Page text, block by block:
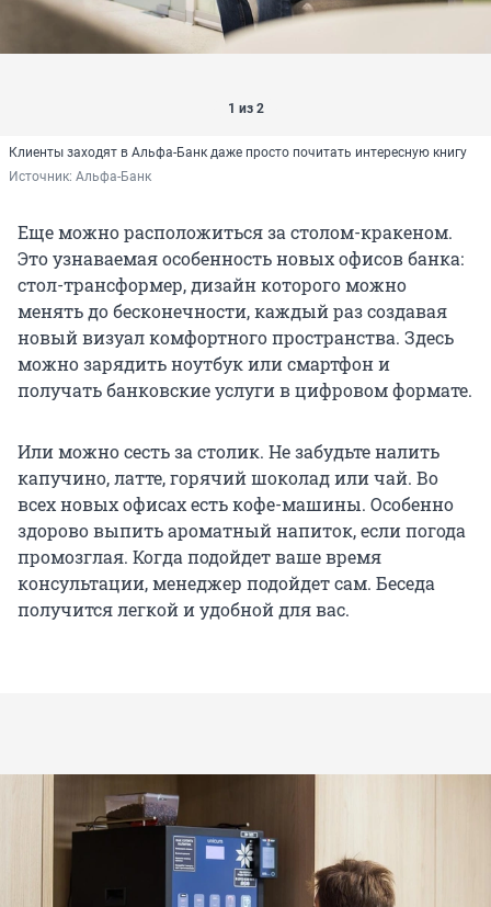
1 из 2
Клиенты заходят в Альфа-Банк даже просто почитать интересную книгу
Источник: Альфа-Банк
Еще можно расположиться за столом-кракеном.
Это узнаваемая особенность новых офисов банка:
стол-трансформер, дизайн которого можно
менять до бесконечности, каждый раз создавая
новый визуал комфортного пространства. Здесь
можно зарядить ноутбук или смартфон и
получать банковские услуги в цифровом формате.
Или можно сесть за столик. Не забудьте налить
капучино, латте, горячий шоколад или чай. Во
всех новых офисах есть кофе-машины. Особенно
здорово выпить ароматный напиток, если погода
промозглая. Когда подойдет ваше время
консультации, менеджер подойдет сам. Беседа
получится легкой и удобной для вас.